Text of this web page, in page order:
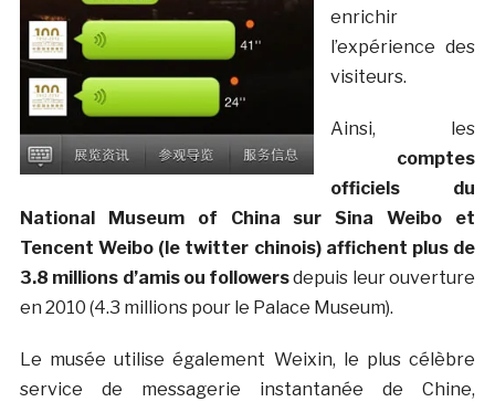
enrichir
l’expérience des
visiteurs.
Ainsi, les
comptes
officiels du
National Museum of China sur Sina Weibo et
Tencent Weibo (le twitter chinois) affichent plus de
3.8 millions d’amis ou followersdepuis leur ouverture
en 2010 (4.3 millions pour le Palace Museum).
Le musée utilise également Weixin, le plus célèbre
service de messagerie instantanée de Chine,